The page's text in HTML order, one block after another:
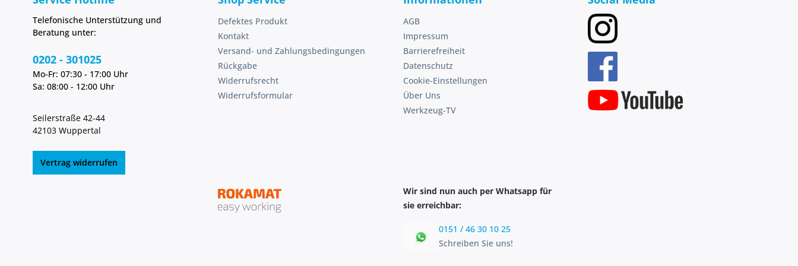
Telefonische Unterstützung und
Beratung unter:
0202 - 301025
Mo-Fr: 07:30 - 17:00 Uhr
Sa: 08:00 - 12:00 Uhr
Seilerstraße 42-44
42103 Wuppertal
Vertrag widerrufen
Defektes Produkt
Kontakt
Versand- und Zahlungsbedingungen
Rückgabe
Widerrufsrecht
Widerrufsformular
AGB
Impressum
Barrierefreiheit
Datenschutz
Cookie-Einstellungen
Über Uns
Werkzeug-TV
Wir sind nun auch per Whatsapp für
sie erreichbar:
0151 / 46 30 10 25
Schreiben Sie uns!